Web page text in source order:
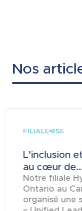
Nos
FILIALERSE
L’inclusion
au cœur
Notre filiale
Ontario au
organisé une